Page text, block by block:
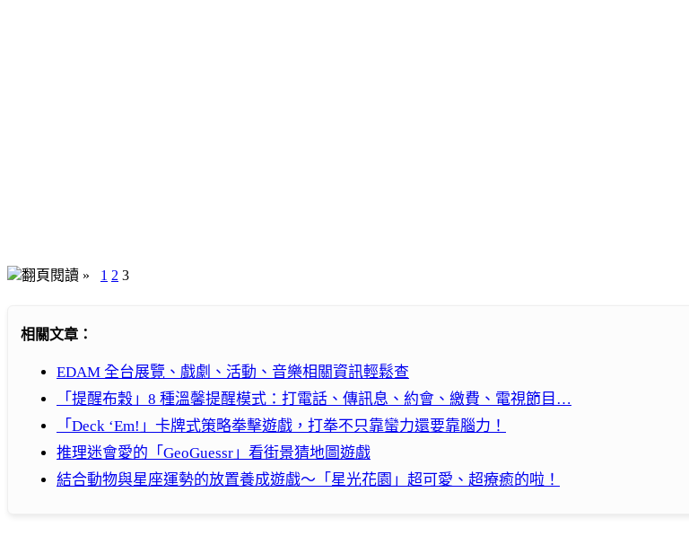
翻頁閱讀 » 1 2 3
相關文章：
EDAM 全台展覽、戲劇、活動、音樂相關資訊輕鬆查
「提醒布穀」8 種溫馨提醒模式：打電話、傳訊息、約會、繳費、電視節目…
「Deck ‘Em!」卡牌式策略拳擊遊戲，打拳不只靠蠻力還要靠腦力！
推理迷會愛的「GeoGuessr」看街景猜地圖遊戲
結合動物與星座運勢的放置養成遊戲～「星光花園」超可愛、超療癒的啦！